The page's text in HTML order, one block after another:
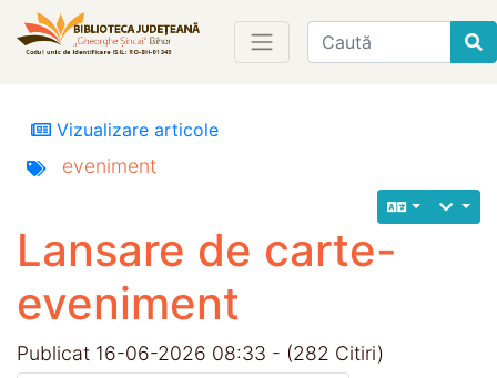
Find
Vizualizare articole
eveniment
Lansare de carte-
eveniment
Publicat 16-06-2026 08:33 - (282 Citiri)